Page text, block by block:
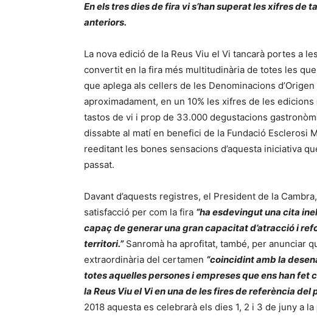
En els tres dies de fira vi s’han superat les xifres de
anteriors.
La nova edició de la Reus Viu el Vi tancarà portes a
convertit en la fira més multitudinària de totes les
que aplega als cellers de les Denominacions
aproximadament, en un 10% les xifres de les
tastos de vi i prop de 33.000 degustacions
dissabte al matí en benefici de la Fundació Esclerosi
reeditant les bones sensacions d’aquesta iniciativa
passat.
Davant d’aquests registres, el President de la
satisfacció per com la fira “ha esdevingut una cita
capaç de generar una gran capacitat d’atracció i
territori.”Sanromà ha aprofitat, també, per anunciar
extraordinària del certamen “coincidint amb la
totes aquelles persones i empreses que ens han fet
la Reus Viu el Vi en una de les fires de referència del
2018 aquesta es celebrarà els dies 1, 2 i 3 de juny a